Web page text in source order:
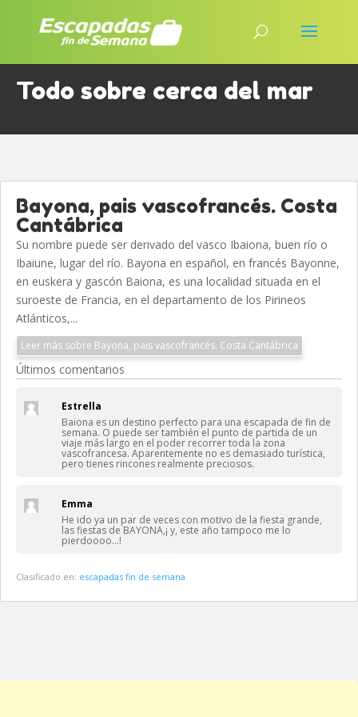
Todo sobre cerca del mar
Bayona, pais vascofrancés. Costa
Cantábrica
Su nombre puede ser derivado del vasco Ibaiona, buen río o
Ibaiune, lugar del río. Bayona en español, en francés Bayonne,
en euskera y gascón Baiona, es una localidad situada en el
suroeste de Francia, en el departamento de los Pirineos
Atlánticos,...
Leer más sobre Bayona, pais vascofrancés. Costa Cantábrica
Últimos comentarios
Estrella
Baiona es un destino perfecto para una escapada de fin de
semana. O puede ser también el punto de partida de un
viaje más largo en el poder recorrer toda la zona
vascofrancesa. Aparentemente no es demasiado turística,
pero tienes rincones realmente preciosos.
Emma
He ido ya un par de veces con motivo de la fiesta grande,
las fiestas de BAYONA,¡ y, este año tampoco me lo
pierdoooo…!
Clasificado en: escapadas fin de semana